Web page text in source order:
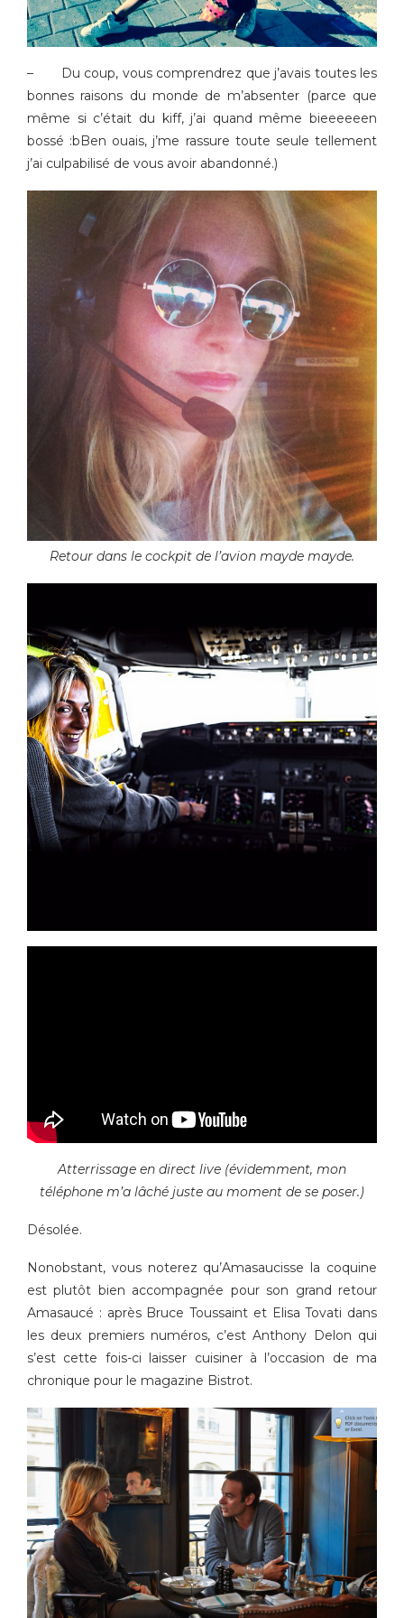
– Du coup, vous comprendrez que j’avais toutes les
bonnes raisons du monde de m’absenter (parce que
même si c’était du kiff, j’ai quand même bieeeeeen
bossé :bBen ouais, j’me rassure toute seule tellement
j’ai culpabilisé de vous avoir abandonné.)
Retour dans le cockpit de l’avion mayde mayde.
Atterrissage en direct live (évidemment, mon
téléphone m’a lâché juste au moment de se poser.)
Désolée.
Nonobstant, vous noterez qu’Amasaucisse la coquine
est plutôt bien accompagnée pour son grand retour
Amasaucé : après Bruce Toussaint et Elisa Tovati dans
les deux premiers numéros, c’est Anthony Delon qui
s’est cette fois-ci laisser cuisiner à l’occasion de ma
chronique pour le magazine Bistrot.